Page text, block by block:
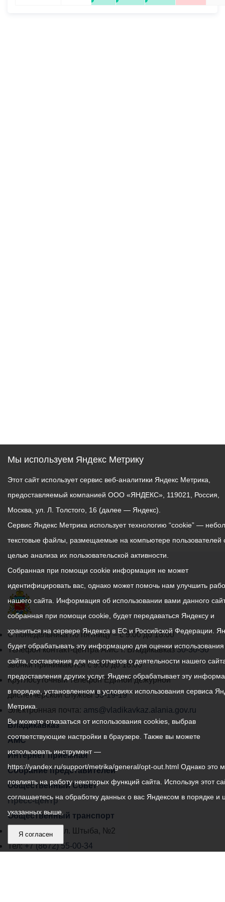
График
работы
администрации
местного
самоуправления
города
Владикавказ:
С понедельника по пятницу – с 9.00 до 18.00
Телефон контакт-центра АМС г. Владикавказ30-30-30
звонки принимаются с 9:00 до 18:00
Круглосуточный телефон Единой дежурной
диспетчерской службы53-19-19
Электронная почта: ams@vladikavkaz.alania.gov.ru
Владикавказ
АМС
Интернет приемная
Собрание представителей
Общественный Совет
Пресс-центр
Общественный транспорт
Владикавказ, пл. Штыба, №2
Тел:+7 (8672) 55-00-34
Мы используем Яндекс Метрику
Этот сайт использует сервис веб-аналитики Яндекс Метрика,
предоставляемый компанией ООО «ЯНДЕКС», 119021, Россия,
Москва, ул. Л. Толстого, 16 (далее — Яндекс).
Сервис Яндекс Метрика использует технологию “cookie” —
текстовые файлы, размещаемые на компьютере пользователей
целью анализа их пользовательской активности.
Собранная при помощи cookie информация не может
идентифицировать вас, однако может помочь нам улучшить
нашего сайта. Информация об использовании вами данного
собранная при помощи cookie, будет передаваться Яндексу и
храниться на сервере Яндекса в ЕС и Российской Федерации.
будет обрабатывать эту информацию для оценки
сайта, составления для нас отчетов о деятельности нашего
предоставления других услуг. Яндекс обрабатывает эту
в порядке, установленном в условиях использования сервиса
Метрика.
Вы можете отказаться от использования cookies, выбрав
соответствующие настройки в браузере. Также вы можете
использовать инструмент —
https://yandex.ru/support/metrika/general/opt-out.html Однако это
повлиять на работу некоторых функций сайта. Используя этот
соглашаетесь на обработку данных о вас Яндексом в порядке и
указанных выше.
Я согласен